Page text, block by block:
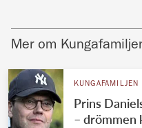
Mer om
KUNGAFAMILJEN
Prins
– drömmen